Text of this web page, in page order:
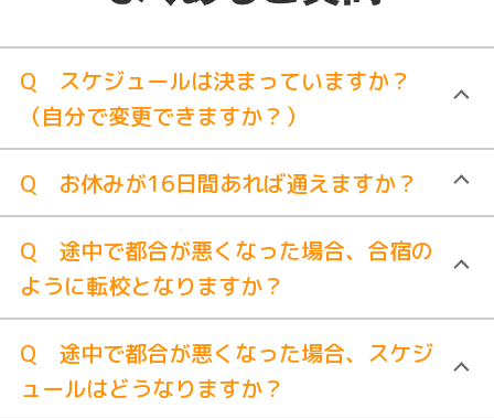
Q スケジュールは決まっていますか？
（自分で変更できますか？）
Q お休みが16日間あれば通えますか？
Q 途中で都合が悪くなった場合、合宿の
ように転校となりますか？
Q 途中で都合が悪くなった場合、スケジ
ュールはどうなりますか？